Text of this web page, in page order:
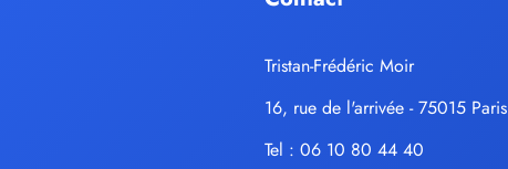
Tristan-Frédéric Moir
16, rue de l'arrivée - 75015 Paris
Tel : 06 10 80 44 40